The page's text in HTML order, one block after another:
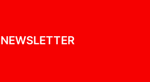
NEWSLETTER